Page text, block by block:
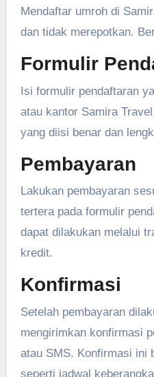
Mendaftar umroh di
dan tidak merepotkan.
Formulir
Isi formulir pendaftaran
atau kantor Samira
yang diisi benar dan
Pembayaran
Lakukan pembayaran
tertera pada formulir
dapat dilakukan melalui
kredit.
Konfirmasi
Setelah pembayaran
mengirimkan konfirmasi
atau SMS. Konfirmasi ini
seperti jadwal